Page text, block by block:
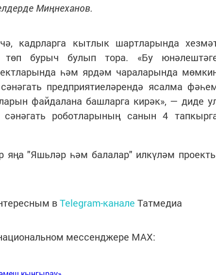
Миңнеханов.
кадрларга кытлык шартларында
төп бурыч булып тора. «Бу
һәм ярдәм чараларында
предприятиеләрендә ясалма
файдалана башларга кирәк», — диде
роботларының санын 4
яңа "Яшьләр һәм балалар" илкүләм
вTelegram-канале Татмедиа
мессенджере MАХ: